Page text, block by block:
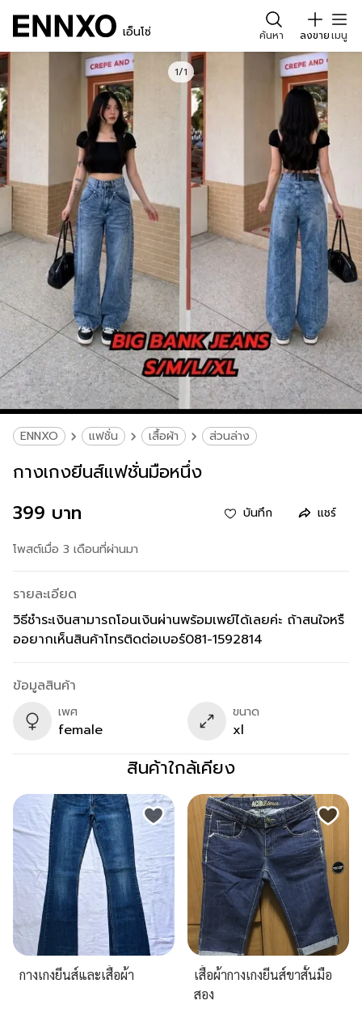
เอ็นโซ่ ค้นหา ลงขายเมนู
1/1
ENNXO แฟชั่น เสื้อผ้า ส่วนล่าง
กางเกงยีนส์แฟชั่นมือหนึ่ง
399 บาท
บันทึก แชร์
โพสต์เมื่อ 3 เดือนที่ผ่านมา
รายละเอียด
วิธีชำระเงินสามารถโอนเงินผ่านพร้อมเพย์ได้เลยค่ะ ถ้าสนใจหรื
ออยากเห็นสินค้าโทรติดต่อเบอร์081-1592814
ข้อมูลสินค้า
เพศ
female
ขนาด
xl
สินค้าใกล้เคียง
กางเกงยีนส์และเสื้อผ้า
เสื้อผ้ากางเกงยีนส์ขาสั้นมือ
สอง